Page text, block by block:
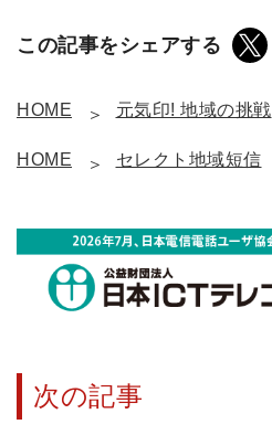
この記事をシェアする
HOME 元気印! 地域の挑戦
HOME セレクト地域短信
次の記事